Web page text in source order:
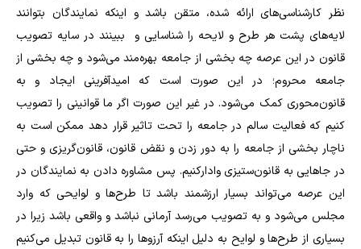
نظر کارشناسی‌های ارائه شده، متقن باشد و اینکه نمایندگان بتوانند
لایه‌های پشت هر طرح و لایحه را شناسایی و ببینند در سایه تصویب
قانون در این عرصه چه بخشی از جامعه بهره‌مند می‌شود و چه بخشی از
جامعه محروم؛ در این صورت است که امیدآفرینی ایجاد و به
قانون‌محوری کمک می‌شود. در غیر این صورت اگر ما قوانینی را تصویب
کنیم که فعالیت سالم در جامعه را تحت تاثیر قرار دهد ممکن است به
ناچار بخشی از جامعه را به دور زدن و نقض قانون، قانون‌گریزی و حتی
در جاهایی به قانون‌ستیزی وادارکنیم. پس مشاوره دادن به نمایندگان در
این عرصه می‌تواند بسیار ارزشمند باشد تا طرح‌ها و لوایحی که وارد
مجلس می‌شود و به تصویب می‌رسد آرمانی نباشد و واقعی باشد زیرا در
بسیاری از طرح‌ها و لوایح به دلیل اینکه آرزوها را به قانون تبدیل می‌کنیم